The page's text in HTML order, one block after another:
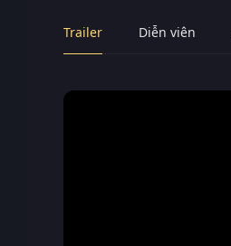
Trailer Diễn viên